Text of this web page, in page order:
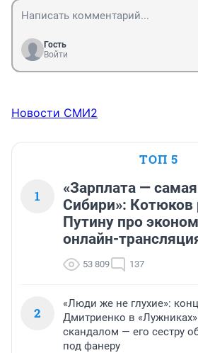
Гость
Войти
Новости СМИ2
ТОП 5
1
«Зарплата —
Сибири»: Котюков
Путину про
онлайн-
53 809 137
2
«Люди же не глухие»:
Дмитриенко в
скандалом — его сестру
под фанеру